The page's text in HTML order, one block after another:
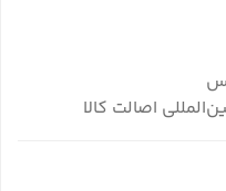
اصالت کالا